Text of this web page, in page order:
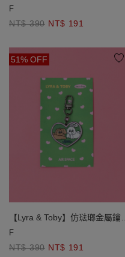
圈
F
NT$ 390 NT$ 191
51% OFF
【Lyra & Toby】仿琺瑯金屬鑰匙
圈
F
NT$ 390 NT$ 191